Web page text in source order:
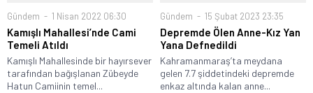
Gündem 1 Nisan 2022 06:30
Kamışlı Mahallesi’nde Cami
Temeli Atıldı
Kamışlı Mahallesinde bir hayırsever
tarafından bağışlanan Zübeyde
Hatun Camiinin temel...
Gündem 15 Şubat 2023 23:35
Depremde Ölen Anne-Kız Yan
Yana Defnedildi
Kahramanmaraş’ta meydana
gelen 7.7 şiddetindeki depremde
enkaz altında kalan anne...